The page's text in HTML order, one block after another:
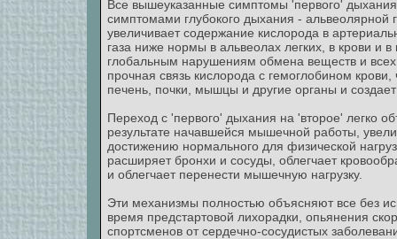
Все вышеуказанные симптомы 'первого'
симптомами глубокого дыхания - альвеолярной
увеличивает содержание кислорода в
газа ниже нормы в альвеолах легких, в крови и в
глобальным нарушениям обмена веществ и
прочная связь кислорода с гемоглобином
печень, почки, мышцы и другие органы и
Переход с 'первого' дыхания на 'второе' легко
результате начавшейся мышечной работы,
достижению нормального для физической
расширяет бронхи и сосуды, облегчает
и облегчает перенести мышечную нагрузку.
Эти механизмы полностью объясняют все без
время предстартовой лихорадки, опьянения
спортсменов от сердечно-сосудистых